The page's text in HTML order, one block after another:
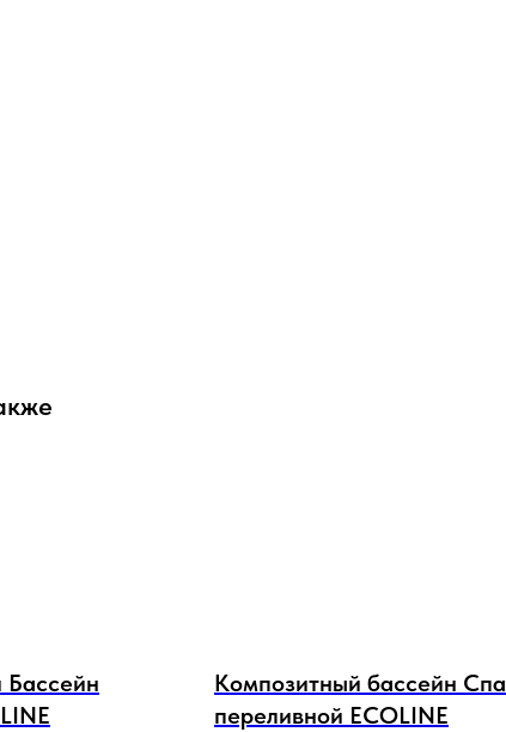
Композитный бассейн Спа
переливной ECOLINE